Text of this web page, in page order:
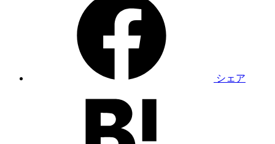
シェア